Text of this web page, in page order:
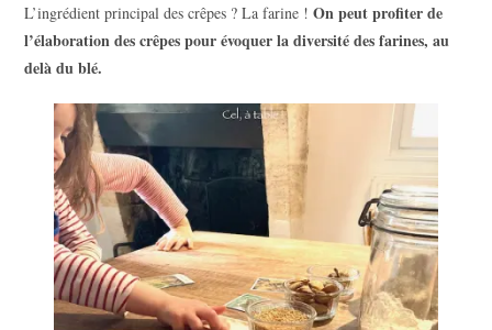
L’ingrédient principal des crêpes ? La farine !On peut profiter de
l’élaboration des crêpes pour évoquer la diversité des farines, au
delà du blé.